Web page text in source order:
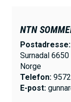
NTN
Postadresse:
Surnadal 6650
Norge
Telefon:
E-post: